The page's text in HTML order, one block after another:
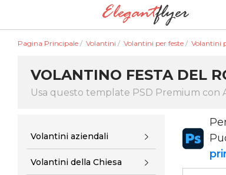
Pagina Principale / Volantini / Volantini per feste / Volantini
VOLANTINO FESTA DEL
Usa questo template PSD Premium con
Volantini aziendali
Volantini della Chiesa